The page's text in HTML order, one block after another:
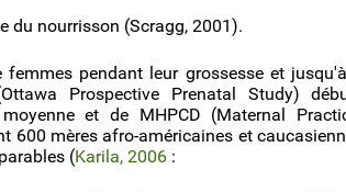
du nourrisson (Scragg, 2001).
pendant leur grossesse et
Prospective Prenatal Study)
et de MHPCD (Maternal
600 mères afro-américaines et
(Karila, 2006 :